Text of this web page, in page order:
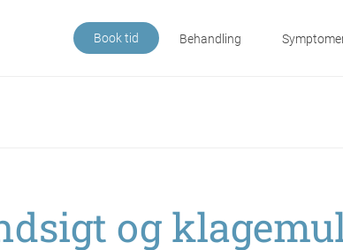
Book tid Behandling
og